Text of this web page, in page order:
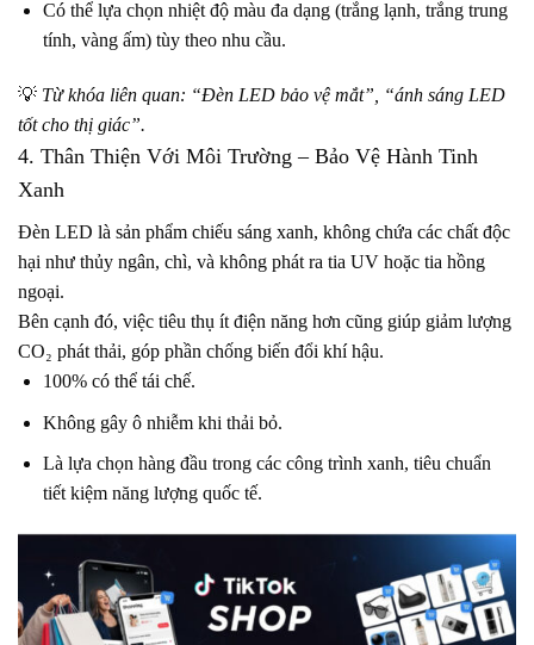
Có thể lựa chọn nhiệt độ màu đa dạng (trắng lạnh, trắng trung
tính, vàng ấm) tùy theo nhu cầu.
💡 Từ khóa liên quan: “Đèn LED bảo vệ mắt”, “ánh sáng LED
tốt cho thị giác”.
4. Thân Thiện Với Môi Trường – Bảo Vệ Hành Tinh
Xanh
Đèn LED là sản phẩm chiếu sáng xanh, không chứa các chất độc
hại như thủy ngân, chì, và không phát ra tia UV hoặc tia hồng
ngoại.
Bên cạnh đó, việc tiêu thụ ít điện năng hơn cũng giúp giảm lượng
CO₂ phát thải, góp phần chống biến đổi khí hậu.
100% có thể tái chế.
Không gây ô nhiễm khi thải bỏ.
Là lựa chọn hàng đầu trong các công trình xanh, tiêu chuẩn
tiết kiệm năng lượng quốc tế.